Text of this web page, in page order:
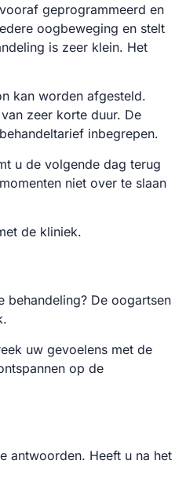
geprogrammeerd en
oogbeweging en stelt
is zeer klein. Het
kan worden afgesteld.
zeer korte duur. De
inbegrepen.
u de volgende dag terug
niet over te slaan
de kliniek.
De oogartsen
uw gevoelens met de
op de
antwoorden. Heeft u na het